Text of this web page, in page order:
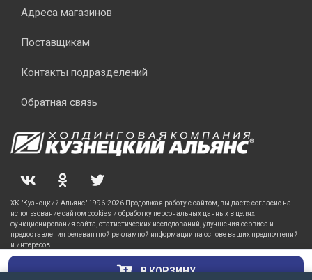
В КОРЗИНУ
Адреса магазинов
Поставщикам
Контакты подразделений
Обратная связь
ХК "Кузнецкий Альянс" 1996-2026 Продолжая работу с сайтом, вы даете согласие на
использование сайтом cookies и обработку персональных данных в целях
функционирования сайта, статистических исследований, улучшения сервиса и
предоставления релевантной рекламной информации на основе ваших предпочтений
и интересов.